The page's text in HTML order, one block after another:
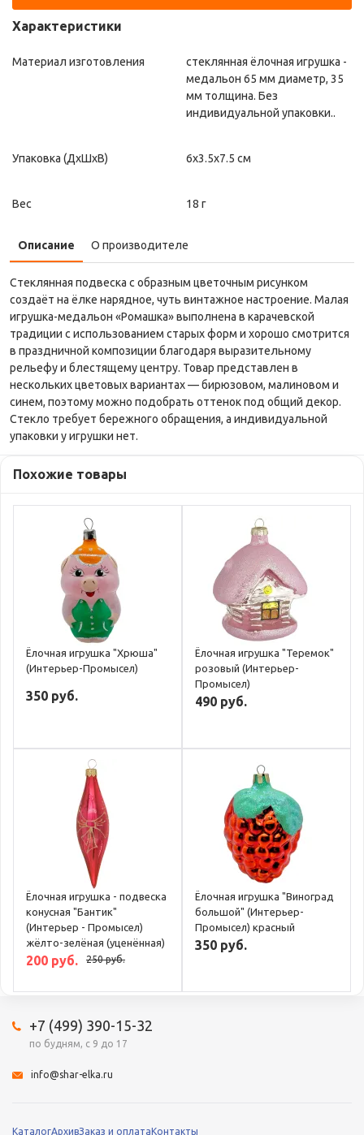
Характеристики
Материал изготовления
стеклянная ёлочная игрушка -
медальон 65 мм диаметр, 35
мм толщина. Без
индивидуальной упаковки..
Упаковка (ДxШxВ) 6x3.5x7.5 см
Вес 18 г
Описание О производителе
Стеклянная подвеска с образным цветочным рисунком
создаёт на ёлке нарядное, чуть винтажное настроение. Малая
игрушка-медальон «Ромашка» выполнена в карачевской
традиции с использованием старых форм и хорошо смотрится
в праздничной композиции благодаря выразительному
рельефу и блестящему центру. Товар представлен в
нескольких цветовых вариантах — бирюзовом, малиновом и
синем, поэтому можно подобрать оттенок под общий декор.
Стекло требует бережного обращения, а индивидуальной
упаковки у игрушки нет.
Похожие товары
Ёлочная игрушка "Хрюша"
(Интерьер-Промысел)
350 руб.
Ёлочная игрушка "Теремок"
розовый (Интерьер-
Промысел)
490 руб.
Ёлочная игрушка - подвеска
конусная "Бантик"
(Интерьер - Промысел)
жёлто-зелёная (уценённая)
200 руб. 250 руб.
Ёлочная игрушка "Виноград
большой" (Интерьер-
Промысел) красный
350 руб.
КаталогАрхивЗаказ и оплатаКонтакты
+7 (499) 390-15-32
по будням, с 9 до 17
info@shar-elka.ru